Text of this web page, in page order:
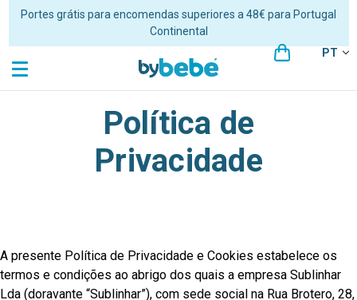
Portes grátis para encomendas superiores a 48€ para Portugal
Continental
PT
Política de
Privacidade
A presente Política de Privacidade e Cookies estabelece os
termos e condições ao abrigo dos quais a empresa Sublinhar
Lda (doravante “Sublinhar”), com sede social na Rua Brotero, 28,